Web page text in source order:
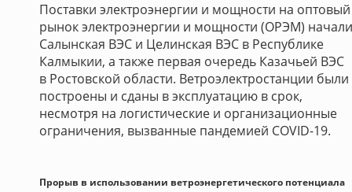
Поставки электроэнергии и мощности на оптовый
рынок электроэнергии и мощности (ОРЭМ) начали
Салынская ВЭС и Целинская ВЭС в Республике
Калмыкии, а также первая очередь Казачьей ВЭС
в Ростовской области. Ветроэлектростанции были
построены и сданы в эксплуатацию в срок,
несмотря на логистические и организационные
ограничения, вызванные пандемией COVID-19.
Прорыв в использовании ветроэнергетического потенциала